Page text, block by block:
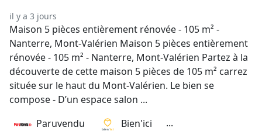
il y a 3 jours
Maison 5 pièces entièrement rénovée - 105 m² -
Nanterre, Mont-Valérien Maison 5 pièces entièrement
rénovée - 105 m² - Nanterre, Mont-Valérien Partez à la
découverte de cette maison 5 pièces de 105 m² carrez
située sur le haut du Mont-Valérien. Le bien se
compose - D’un espace salon ...
Paruvendu
Bien'ici ...